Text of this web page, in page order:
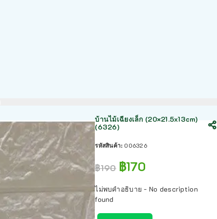
บ้านไม้เฉียงเล็ก (20×21.5x13cm)
(6326)
รหัสสินค้า: 006326
฿190 ฿170
ไม่พบคำอธิบาย - No description
found